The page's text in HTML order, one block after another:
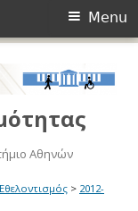
Αθηνών
Menu
Εθελοντισμός > 2012-